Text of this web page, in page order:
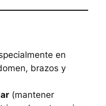
en
brazos y
(mantener